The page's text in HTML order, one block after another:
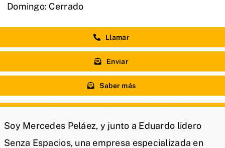
Soy Mercedes Peláez, y junto a Eduardo lidero
Senza Espacios, una empresa especializada en
Domingo: Cerrado
Llamar
Enviar
Saber más